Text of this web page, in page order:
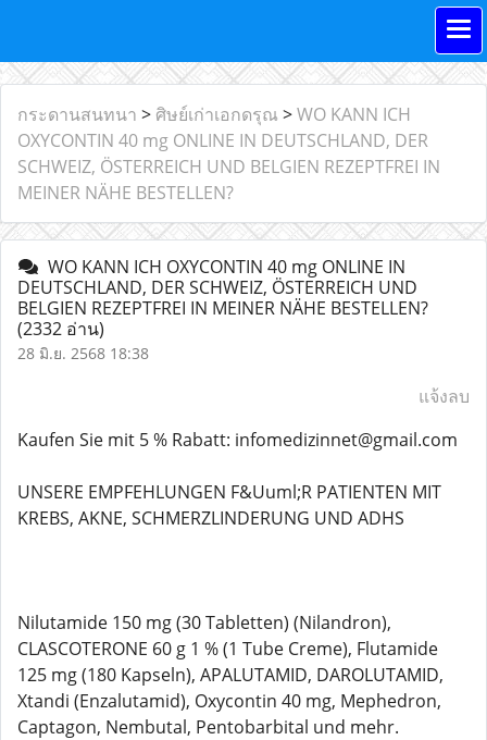
กระดานสนทนา > ศิษย์เก่าเอกดรุณ >WO KANN ICH
OXYCONTIN 40 mg ONLINE IN DEUTSCHLAND, DER
SCHWEIZ, ÖSTERREICH UND BELGIEN REZEPTFREI IN
MEINER NÄHE BESTELLEN?
WO KANN ICH OXYCONTIN 40 mg ONLINE IN
DEUTSCHLAND, DER SCHWEIZ, ÖSTERREICH UND
BELGIEN REZEPTFREI IN MEINER NÄHE BESTELLEN?
(2332 อ่าน)
28 มิ.ย. 2568 18:38
แจ้งลบ
Kaufen Sie mit 5 % Rabatt: infomedizinnet@gmail.com
UNSERE EMPFEHLUNGEN F&Uuml;R PATIENTEN MIT
KREBS, AKNE, SCHMERZLINDERUNG UND ADHS
Nilutamide 150 mg (30 Tabletten) (Nilandron),
CLASCOTERONE 60 g 1 % (1 Tube Creme), Flutamide
125 mg (180 Kapseln), APALUTAMID, DAROLUTAMID,
Xtandi (Enzalutamid), Oxycontin 40 mg, Mephedron,
Captagon, Nembutal, Pentobarbital und mehr.